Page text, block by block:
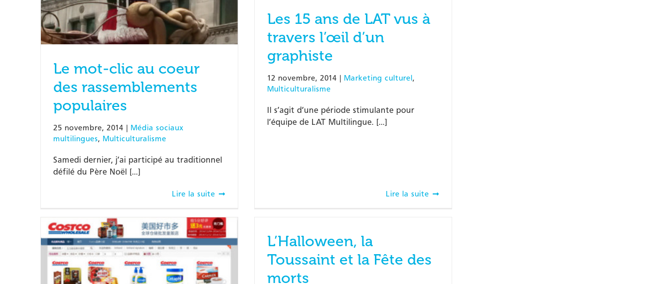
Le mot-clic au coeur
des rassemblements
populaires
25 novembre, 2014 | Média sociaux
multilingues, Multiculturalisme
Samedi dernier, j’ai participé au traditionnel
défilé du Père Noël [...]
Lire la suite
Les 15 ans de LAT vus à
travers l’œil d’un
graphiste
12 novembre, 2014 | Marketing culturel,
Multiculturalisme
Il s’agit d’une période stimulante pour
l’équipe de LAT Multilingue. [...]
Lire la suite
L’Halloween, la
Toussaint et la Fête des
morts